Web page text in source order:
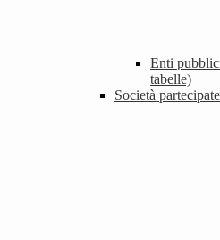
Enti
tabelle)
Società partecipate